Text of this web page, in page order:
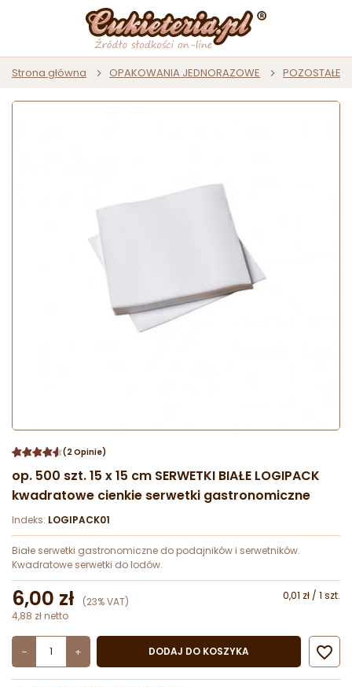
Strona główna OPAKOWANIA JEDNORAZOWE POZOSTAŁE
(2 Opinie)
op. 500 szt. 15 x 15 cm SERWETKI BIAŁE LOGIPACK
kwadratowe cienkie serwetki gastronomiczne
Indeks: LOGIPACK01
Białe serwetki gastronomiczne do podajników i serwetników.
Kwadratowe serwetki do lodów.
6,00 zł (23% VAT)
0,01 zł / 1 szt.
4,88 zł netto
- + DODAJ DO KOSZYKA 